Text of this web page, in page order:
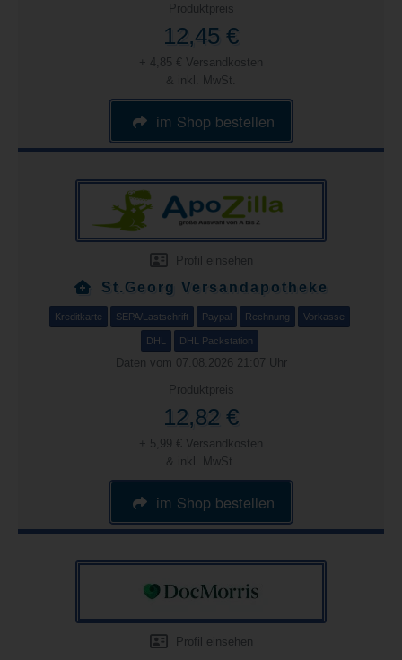
Produktpreis
12,45 €
+ 4,85 € Versandkosten
& inkl. MwSt.
im Shop bestellen
Profil einsehen
St.Georg Versandapotheke
Kreditkarte SEPA/Lastschrift Paypal Rechnung Vorkasse
DHL DHL Packstation
Daten vom 07.08.2026 21:07 Uhr
Produktpreis
12,82 €
+ 5,99 € Versandkosten
& inkl. MwSt.
im Shop bestellen
Profil einsehen